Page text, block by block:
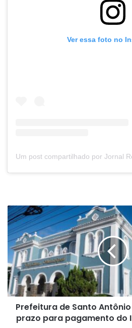
Ver essa foto no
Prefeitura
de
Santo
Antônio
de
Jesus
prorroga
prazo
para
pagamento
Prefeitura de Santo
prazo para pagamento do